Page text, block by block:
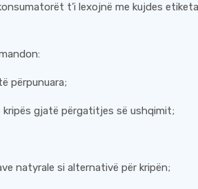
t’i lexojnë me kujdes
përpunuara;
kripës gjatë përgatitjes së ushqimit;
natyrale si alternativë për kripën;